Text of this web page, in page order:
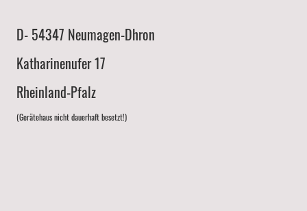
D- 54347 Neumagen-Dhron
Katharinenufer 17
Rheinland-Pfalz
(Gerätehaus nicht dauerhaft besetzt!)